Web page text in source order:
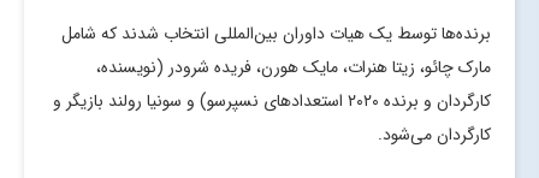
برنده‌ها توسط یک هیات داوران بین‌المللی انتخاب شدند که شامل
مارک چائو، زیتا هنرات، مایک هورن، فریده شرودر (نویسنده،
کارگردان و برنده ۲۰۲۰ استعدادهای نسپرسو) و سونیا رولند بازیگر و
کارگردان می‌شود.